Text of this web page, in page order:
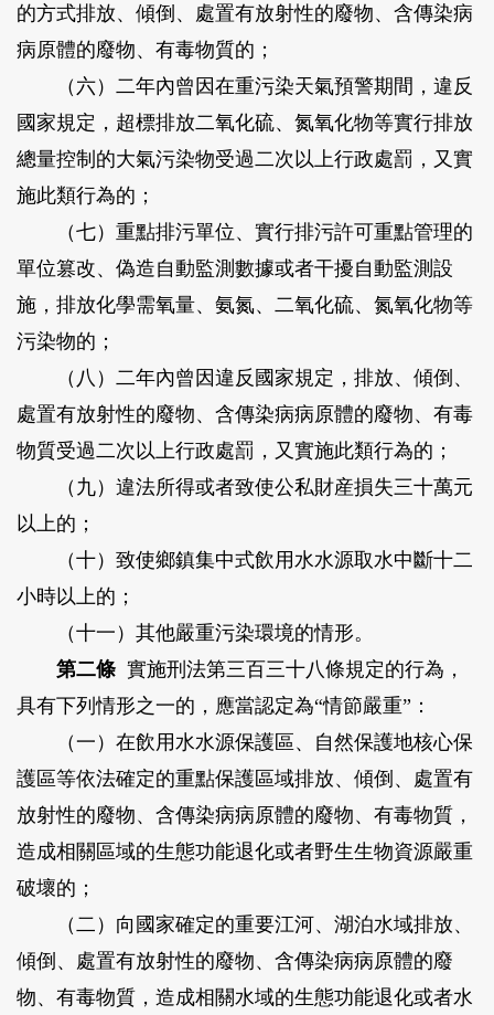
的方式排放、傾倒、處置有放射性的廢物、含傳染病
病原體的廢物、有毒物質的；
（六）二年內曾因在重污染天氣預警期間，違反
國家規定，超標排放二氧化硫、氮氧化物等實行排放
總量控制的大氣污染物受過二次以上行政處罰，又實
施此類行為的；
（七）重點排污單位、實行排污許可重點管理的
單位篡改、偽造自動監測數據或者干擾自動監測設
施，排放化學需氧量、氨氮、二氧化硫、氮氧化物等
污染物的；
（八）二年內曾因違反國家規定，排放、傾倒、
處置有放射性的廢物、含傳染病病原體的廢物、有毒
物質受過二次以上行政處罰，又實施此類行為的；
（九）違法所得或者致使公私財産損失三十萬元
以上的；
（十）致使鄉鎮集中式飲用水水源取水中斷十二
小時以上的；
（十一）其他嚴重污染環境的情形。
第二條實施刑法第三百三十八條規定的行為，
具有下列情形之一的，應當認定為“情節嚴重”：
（一）在飲用水水源保護區、自然保護地核心保
護區等依法確定的重點保護區域排放、傾倒、處置有
放射性的廢物、含傳染病病原體的廢物、有毒物質，
造成相關區域的生態功能退化或者野生生物資源嚴重
破壞的；
（二）向國家確定的重要江河、湖泊水域排放、
傾倒、處置有放射性的廢物、含傳染病病原體的廢
物、有毒物質，造成相關水域的生態功能退化或者水